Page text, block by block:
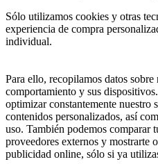
Sólo utilizamos cookies y otras
experiencia de compra
individual.
Para ello, recopilamos datos sobre
comportamiento y sus
optimizar constantemente
contenidos personalizados, así
uso. También podemos comparar
proveedores externos y mostrarte
publicidad online, sólo si ya